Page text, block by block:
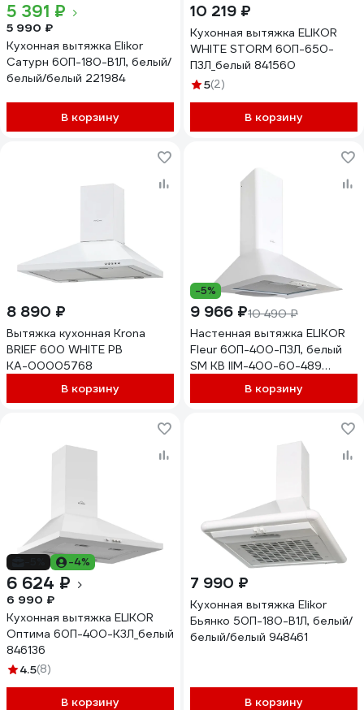
5 391 ₽
5 990 ₽
Кухонная вытяжка Elikor
Сатурн 60П-180-В1Л, белый/
белый/белый 221984
В корзину
10 219 ₽
Кухонная вытяжка ELIKOR
WHITE STORM 60П-650-
П3Л_белый 841560
5(2)
В корзину
8 890 ₽
Вытяжка кухонная Krona
BRIEF 600 WHITE PB
КА-00005768
В корзину
-5%
9 966 ₽10 490 ₽
Настенная вытяжка ELIKOR
Fleur 60П-400-П3Л, белый
SM КВ IIМ-400-60-489
В корзину
-4%
6 624 ₽
6 990 ₽
Кухонная вытяжка ELIKOR
Оптима 60П-400-К3Л_белый
846136
4.5(8)
В корзину
7 990 ₽
Кухонная вытяжка Elikor
Бьянко 50П-180-В1Л, белый/
белый/белый 948461
В корзину